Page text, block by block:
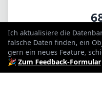
Ich aktualisiere die
falsche Daten finden, ein
gern ein neues Feature,
🎉 Zum Feedback-Formular